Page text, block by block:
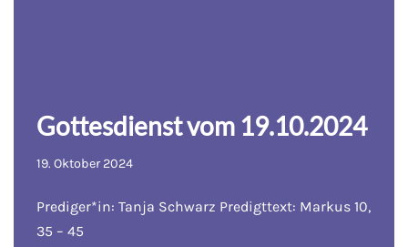
Gottesdienst vom 19.10.2024
19. Oktober 2024
Prediger*in: Tanja Schwarz Predigttext: Markus 10,
35 – 45